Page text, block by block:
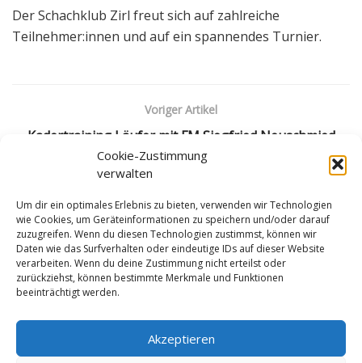
Cookie-Zustimmung
verwalten
Um dir ein optimales Erlebnis zu bieten, verwenden wir Technologien
wie Cookies, um Geräteinformationen zu speichern und/oder darauf
zuzugreifen. Wenn du diesen Technologien zustimmst, können wir
Daten wie das Surfverhalten oder eindeutige IDs auf dieser Website
verarbeiten. Wenn du deine Zustimmung nicht erteilst oder
zurückziehst, können bestimmte Merkmale und Funktionen
beeinträchtigt werden.
Akzeptieren
Der Schachklub Zirl freut sich auf zahlreiche
Teilnehmer:innen und auf ein spannendes Turnier.
Voriger Artikel
Kadertraining Läufer mit FM Siegfried Neuschmied
Nächster Artikel
5. Schachrallye in Hall
Impressum Datenschutzerklärung Cookie-Richtlinie (EU)